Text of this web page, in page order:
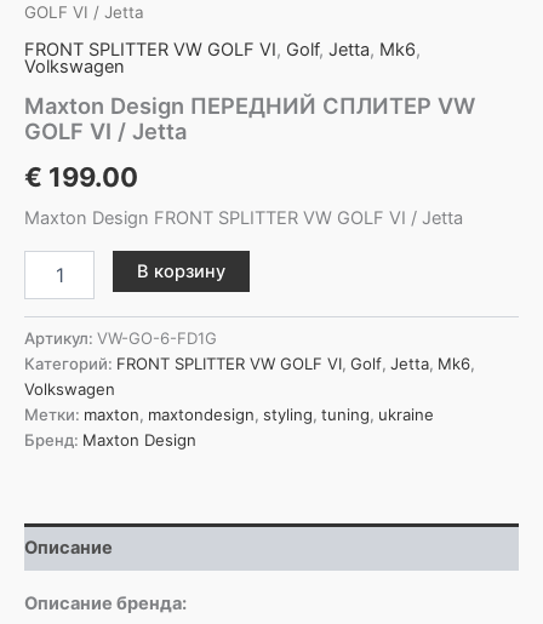
GOLF VI / Jetta
FRONT SPLITTER VW GOLF VI, Golf, Jetta, Mk6,
Volkswagen
Maxton Design ПЕРЕДНИЙ СПЛИТЕР VW
GOLF VI / Jetta
€ 199.00
Maxton Design FRONT SPLITTER VW GOLF VI / Jetta
товара
Design
ПЕРЕДНИЙ
СПЛИТЕР
VW
GOLF
VI
В корзину
Артикул: VW-GO-6-FD1G
Категорий: FRONT SPLITTER VW GOLF VI, Golf, Jetta, Mk6,
Volkswagen
Метки: maxton, maxtondesign, styling, tuning, ukraine
Бренд: Maxton Design
Описание
Описание бренда: